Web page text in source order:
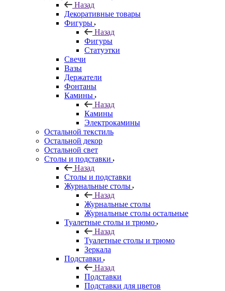
Назад
Декоративные товары
Фигуры
Назад
Фигуры
Статуэтки
Свечи
Вазы
Держатели
Фонтаны
Камины
Назад
Камины
Электрокамины
Остальной текстиль
Остальной декор
Остальной свет
Столы и подставки
Назад
Столы и подставки
Журнальные столы
Назад
Журнальные столы
Журнальные столы остальные
Туалетные столы и трюмо
Назад
Туалетные столы и трюмо
Зеркала
Подставки
Назад
Подставки
Подставки для цветов